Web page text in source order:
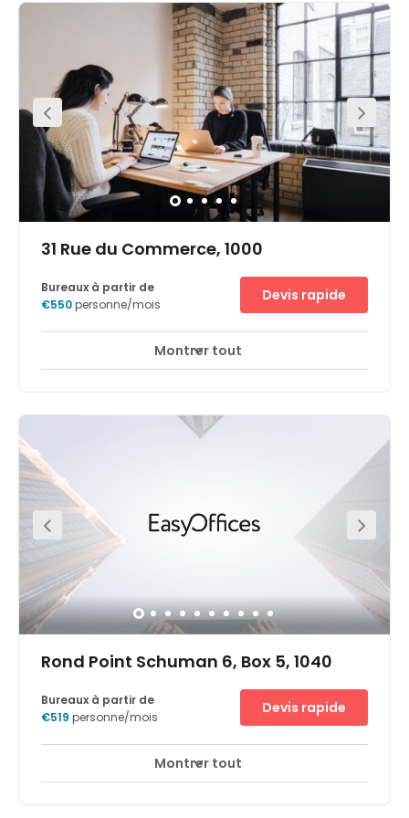
exciting mix with the present. At this location, there is
always something for you to do. At the nerve centre of the
European Union, with numerous sightseeing attractions
and renowned international companies nearby. At the
centre of the prestigious Leopold Quarter. Modern, high-
quality offices in the perfect location for your business,
especially those that value accessibility, practicality and
convenience.
31 Rue du Commerce, 1000
Accès 24 heures sur 24 Centre-ville
vibrant area surrounded by other commercial
organisations. Other useful local amenities in the
schools and government buildings. In terms of transport,
the centre is well connected with several links providing
convenient access to the city centre and wider regions.
The Trone underground stop is at your doorstep, whilst
the Bruxelles Central train station is located 1km away.
Bureaux à partir de
€550personne/mois
Devis rapide
Montrer tout
Rond Point Schuman 6, Box 5, 1040
Centre-ville
Bureaux à partir de
€519 personne/mois
Devis rapide
Montrer tout